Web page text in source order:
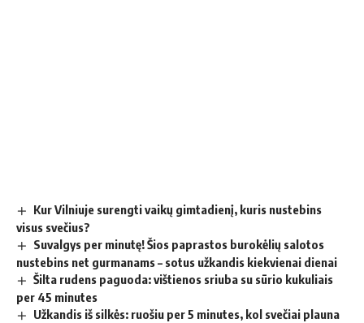
Kur Vilniuje surengti vaikų gimtadienį, kuris nustebins
visus svečius?
Suvalgys per minutę! Šios paprastos burokėlių salotos
nustebins net gurmanams – sotus užkandis kiekvienai dienai
Šilta rudens paguoda: vištienos sriuba su sūrio kukuliais
per 45 minutes
Užkandis iš silkės: ruošiu per 5 minutes, kol svečiai plauna